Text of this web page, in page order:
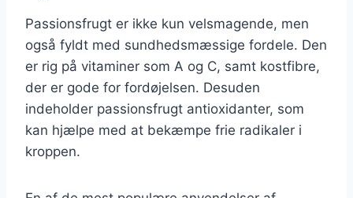
Passionsfrugt er ikke kun velsmagende, men
også fyldt med sundhedsmæssige fordele. Den
er rig på vitaminer som A og C, samt kostfibre,
der er gode for fordøjelsen. Desuden
indeholder passionsfrugt antioxidanter, som
kan hjælpe med at bekæmpe frie radikaler i
kroppen.